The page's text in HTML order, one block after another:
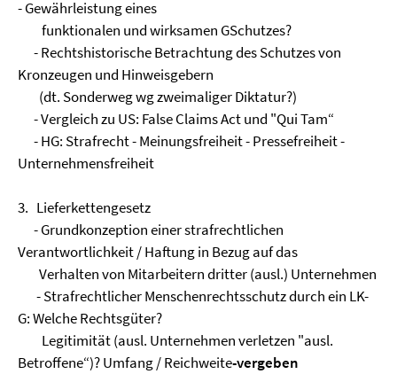
- Gewährleistung eines
funktionalen und wirksamen GSchutzes?
- Rechtshistorische Betrachtung des Schutzes von
Kronzeugen und Hinweisgebern
(dt. Sonderweg wg zweimaliger Diktatur?)
- Vergleich zu US: False Claims Act und "Qui Tam“
- HG: Strafrecht - Meinungsfreiheit - Pressefreiheit -
Unternehmensfreiheit
3. Lieferkettengesetz
- Grundkonzeption einer strafrechtlichen
Verantwortlichkeit / Haftung in Bezug auf das
Verhalten von Mitarbeitern dritter (ausl.) Unternehmen
- Strafrechtlicher Menschenrechtsschutz durch ein LK-
G: Welche Rechtsgüter?
Legitimität (ausl. Unternehmen verletzen "ausl.
Betroffene“)? Umfang / Reichweite-vergeben